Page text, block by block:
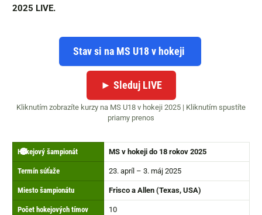
2025 LIVE.
Stav si na MS U18 v hokeji
► Sleduj LIVE
Kliknutím zobrazíte kurzy na MS U18 v hokeji 2025 | Kliknutím spustíte
priamy prenos
Hokejový šampionát MS v hokeji do 18 rokov 2025
Termín súťaže 23. apríl – 3. máj 2025
Miesto šampionátu Frisco a Allen (Texas, USA)
Počet hokejových tímov 10
🔴
😎